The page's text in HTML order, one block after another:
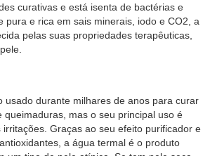
curativas e está isenta de bactérias e
pura e rica em sais minerais, iodo e CO2, a
pelas suas propriedades terapêuticas,
usado durante milhares de anos para curar
queimaduras, mas o seu principal uso é
Graças ao seu efeito purificador e
a água termal é o produto